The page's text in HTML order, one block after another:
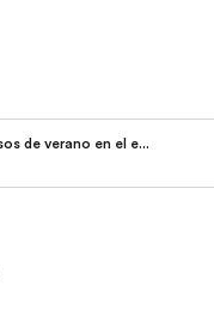
Cursos de verano en el extranjero